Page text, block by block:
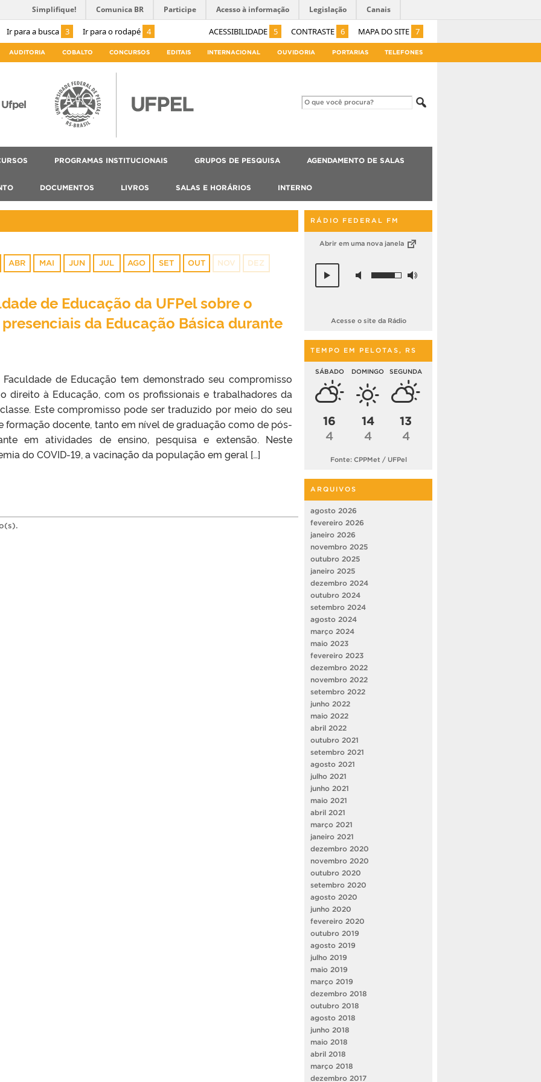
Ir para a busca 3 Ir para o rodapé 4 ACESSIBILIDADE 5 CONTRASTE 6 MAPA DO SITE 7
Simplifique! Comunica BR Participe Acesso à informação Legislação Canais
AUDITORIA COBALTO CONCURSOS EDITAIS INTERNACIONAL OUVIDORIA PORTARIAS TELEFONES
Ufpel
PROGRAMAS INSTITUCIONAIS GRUPOS DE PESQUISA AGENDAMENTO DE SALAS
DOCUMENTOS LIVROS SALAS E HORÁRIOS INTERNO
ABR MAI JUN JUL AGO SET OUT NOV DEZ
de Educação da UFPel sobre o
da Educação Básica durante
de Educação tem demonstrado seu compromisso
direito à Educação, com os profissionais e trabalhadores da
Este compromisso pode ser traduzido por meio do seu
formação docente, tanto em nível de graduação como de pós-
em atividades de ensino, pesquisa e extensão. Neste
do COVID-19, a vacinação da população em geral […]
RÁDIO FEDERAL FM
Abrir em uma nova janela
Acesse o site da Rádio
TEMPO EM PELOTAS, RS
SÁBADO
16
4
DOMINGO
14
4
SEGUNDA
13
4
Fonte: CPPMet / UFPel
ARQUIVOS
agosto 2026
fevereiro 2026
janeiro 2026
novembro 2025
outubro 2025
janeiro 2025
dezembro 2024
outubro 2024
setembro 2024
agosto 2024
março 2024
maio 2023
fevereiro 2023
dezembro 2022
novembro 2022
setembro 2022
junho 2022
maio 2022
abril 2022
outubro 2021
setembro 2021
agosto 2021
julho 2021
junho 2021
maio 2021
abril 2021
março 2021
janeiro 2021
dezembro 2020
novembro 2020
outubro 2020
setembro 2020
agosto 2020
junho 2020
fevereiro 2020
outubro 2019
agosto 2019
julho 2019
maio 2019
março 2019
dezembro 2018
outubro 2018
agosto 2018
junho 2018
maio 2018
abril 2018
março 2018
dezembro 2017